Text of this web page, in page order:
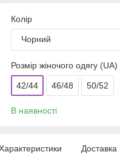
Колір
Чорний
Розмір жіночого одягу (UA)
42/44 46/48 50/52
В наявності
Доставка